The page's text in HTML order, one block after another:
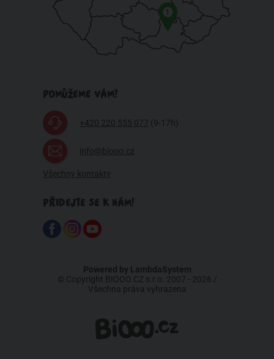
1
POMŮŽEME VÁM?
+420 220 555 077 (9-17h)
info@biooo.cz
Všechny kontakty
PŘIDEJTE SE K NÁM!
Powered by LambdaSystem
© Copyright BIOOO.CZ s.r.o. 2007 - 2026 /
Všechna práva vyhrazena